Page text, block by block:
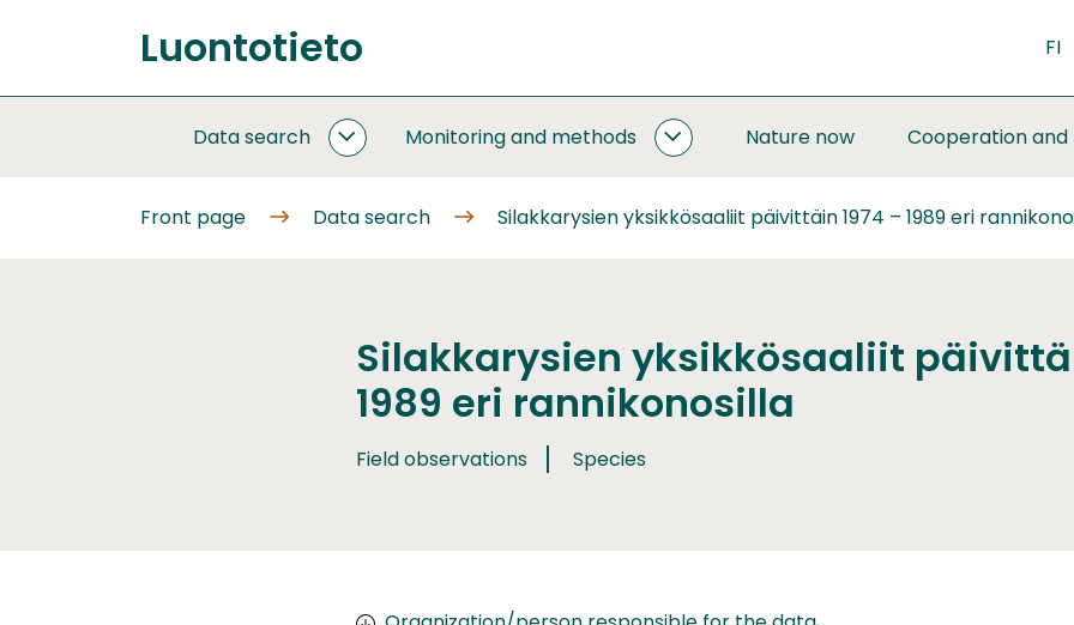
to
content
Front
Luontotieto FI
Data search
DATA
Monitoring and methods
MONITORING
SUBPAGES
Nature now Cooperation
Front page Data search Silakkarysien yksikkösaaliit päivittäin 1974 – 1989 eri
Silakkarysien yksikkösaaliit
1989 eri rannikonosilla
Field observations Species